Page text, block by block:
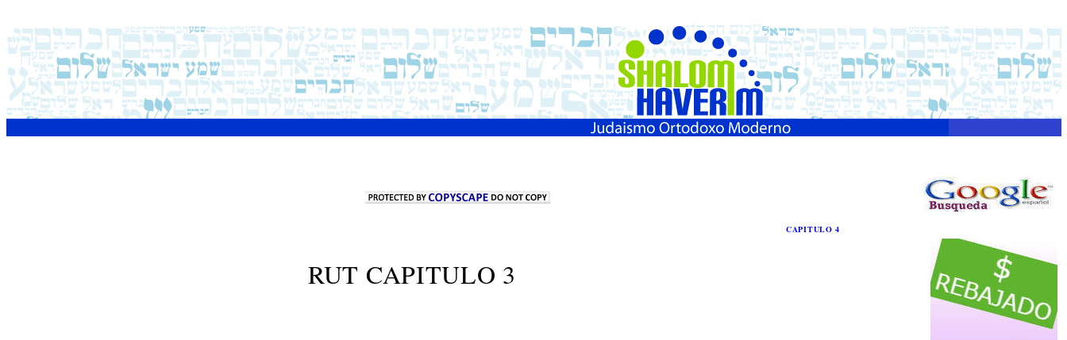
CAPITULO 4
RUT CAPITULO 3